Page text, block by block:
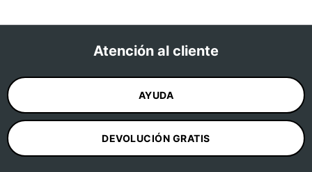
Atención al cliente
AYUDA
DEVOLUCIÓN GRATIS